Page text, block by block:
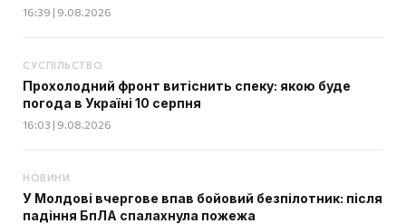
16:39 | 9.08.2026
СУСПІЛЬСТВО
Прохолодний фронт витіснить спеку: якою буде
погода в Україні 10 серпня
16:03 | 9.08.2026
НОВИНИ
У Молдові вчергове впав бойовий безпілотник: після
падіння БпЛА спалахнула пожежа